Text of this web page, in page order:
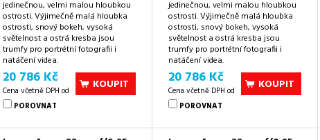
jedinečnou, velmi malou hloubkou
ostrosti. Výjimečně malá hloubka
ostrosti, snový bokeh, vysoká
světelnost a ostrá kresba jsou
trumfy pro portrétní fotografii i
natáčení videa.
KOUPIT
20 786 Kč
Cena včetně DPH od
POROVNAT
jedinečnou, velmi malou hloubkou
ostrosti. Výjimečně malá hloubka
ostrosti, snový bokeh, vysoká
světelnost a ostrá kresba jsou
trumfy pro portrétní fotografii i
natáčení videa.
KOUPIT
20 786 Kč
Cena včetně DPH od
POROVNAT